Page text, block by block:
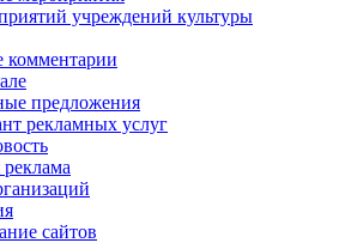
учреждений культуры
комментарии
предложения
рекламных услуг
сайтов